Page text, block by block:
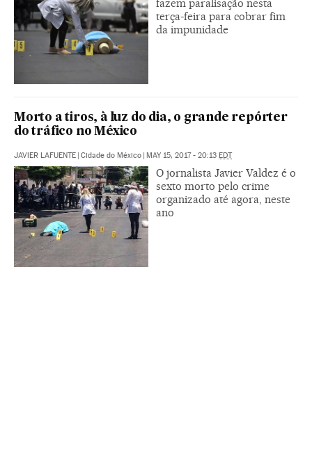
fazem paralisação nesta
terça-feira para cobrar fim
da impunidade
Morto a tiros, à luz do dia, o grande repórter
do tráfico no México
JAVIER LAFUENTE Cidade do México MAY 15, 2017 - 20:13 EDT
O jornalista Javier Valdez é o
sexto morto pelo crime
organizado até agora, neste
ano